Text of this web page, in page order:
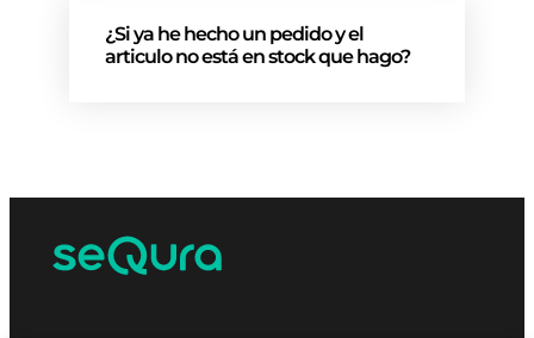
¿Si ya he hecho un pedido y el
articulo no está en stock que hago?